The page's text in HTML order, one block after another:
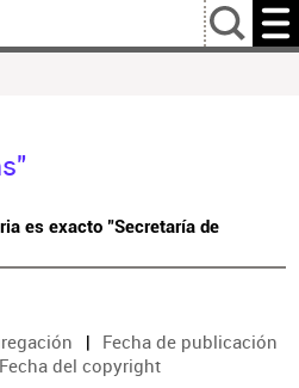
…
es exacto "Secretaría de
Fecha de publicación
Fecha del copyright